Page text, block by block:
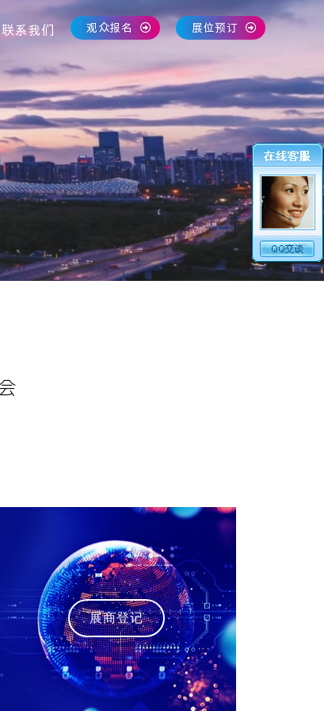
联系我们 观众报名 展位预订
展商登记